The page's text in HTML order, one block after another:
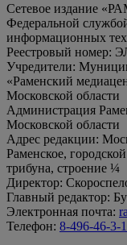
Сетевое издание
Федеральной
информационных
Реестровый номер:
Учредители:
«Раменский
Московской области
Администрация
Московской области
Адрес редакции:
Раменское,
трибуна, строение ¼
Директор:
Главный редактор:
Электронная почта:
Телефон: 8-496-46-3-